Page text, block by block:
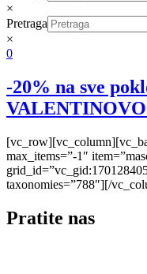
×
Pretraga
×
0
-20% na sve
max_items=”-1″
taxonomies=”788″][/
Pratite nas